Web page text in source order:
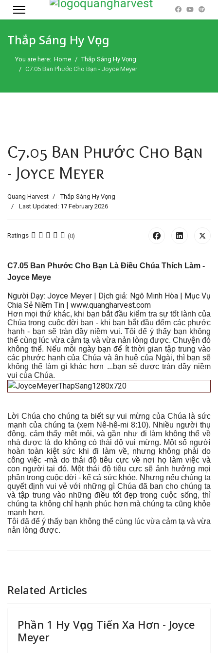
Thắp Sáng Hy Vọng
You are here: Home
Thắp Sáng Hy Vọng
C7.05 Ban Phước Cho Bạn - Joyce Meyer
C7.05 Ban Phước Cho Bạn
- Joyce Meyer
Quang Harvest
Thắp Sáng Hy Vọng
Last Updated: 17 February 2026
Ratings (0)
C7.05 Ban Phước Cho Bạn Là Điều Chúa Thích Làm -
Joyce Meye
Người Dạy: Joyce Meyer | Dịch giả: Ngô Minh Hòa | Mục Vụ
Chia Sẻ Niềm Tin | www.quangharvest.com
Hơn mọi thứ khác, khi bạn bắt đầu kiểm tra sự tốt lành của
Chúa trong cuộc đời bạn - khi bạn bắt đầu đếm các phước
hạnh - bạn sẽ tràn đầy niềm vui. Tôi để ý thấy bạn không
thể cùng lúc vừa cảm tạ và vừa nản lòng được. Chuyện đó
không thể. Nếu mỗi ngày bạn để ít thời gian tập trung vào
các phước hạnh của Chúa và ân huệ của Ngài, thì bạn sẽ
không thể làm gì khác hơn ...bạn sẽ được tràn đầy niềm
vui của Chúa.
Lời Chúa cho chúng ta biết sự vui mừng của Chúa là sức
mạnh của chúng ta (xem Nê-hê-mi 8:10). Nhiều người thụ
động, cảm thấy mệt mỏi, và gần như đi làm không thể về
nhà được là do không có thái độ vui mừng. Một số người
hoàn toàn kiệt sức khi đi làm về, nhưng không phải do
công việc -mà do thái độ tiêu cực về nơi họ làm việc và
con người tại đó. Một thái độ tiêu cực sẽ ảnh hưởng mọi
phần trong cuộc đời - kể cả sức khỏe. Nhưng nếu chúng ta
quyết định vui vẻ với những gì Chúa đã ban cho chúng ta
và tập trung vào những điều tốt đẹp trong cuộc sống, thì
chúng ta không chỉ hạnh phúc hơn mà chúng ta cũng khỏe
mạnh hơn.
Tôi đã để ý thấy bạn không thể cùng lúc vừa cảm tạ và vừa
nản lòng được.
Related Articles
Phần 1 Hy Vọng Tiến Xa Hơn - Joyce
Meyer